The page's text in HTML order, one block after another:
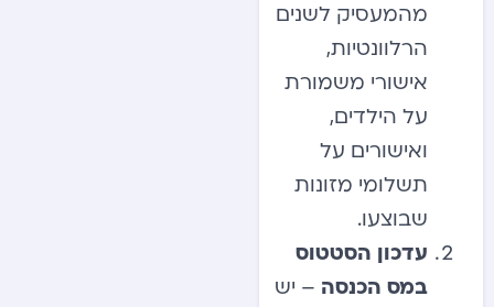
מהמעסיק לשנים
הרלוונטיות,
אישורי משמורת
על הילדים,
ואישורים על
תשלומי מזונות
שבוצעו.
עדכון הסטטוס
במס הכנסה – יש